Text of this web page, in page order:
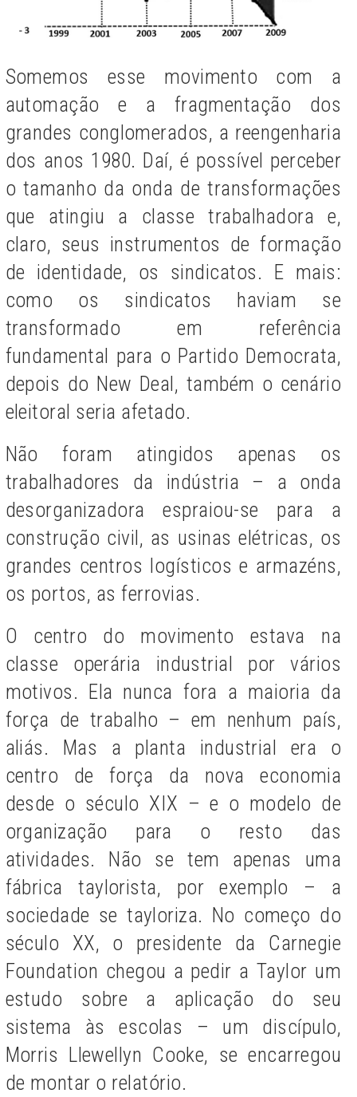
Somemos esse movimento com a
automação e a fragmentação dos
grandes conglomerados, a reengenharia
dos anos 1980. Daí, é possível perceber
o tamanho da onda de transformações
que atingiu a classe trabalhadora e,
claro, seus instrumentos de formação
de identidade, os sindicatos. E mais:
como os sindicatos haviam se
transformado em referência
fundamental para o Partido Democrata,
depois do New Deal, também o cenário
eleitoral seria afetado.
Não foram atingidos apenas os
trabalhadores da indústria – a onda
desorganizadora espraiou-se para a
construção civil, as usinas elétricas, os
grandes centros logísticos e armazéns,
os portos, as ferrovias.
O centro do movimento estava na
classe operária industrial por vários
motivos. Ela nunca fora a maioria da
força de trabalho – em nenhum país,
aliás. Mas a planta industrial era o
centro de força da nova economia
desde o século XIX – e o modelo de
organização para o resto das
atividades. Não se tem apenas uma
fábrica taylorista, por exemplo – a
sociedade se tayloriza. No começo do
século XX, o presidente da Carnegie
Foundation chegou a pedir a Taylor um
estudo sobre a aplicação do seu
sistema às escolas – um discípulo,
Morris Llewellyn Cooke, se encarregou
de montar o relatório.